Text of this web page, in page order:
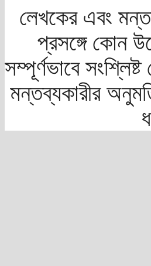
লেখকের এবং
প্রসঙ্গে কোন
সম্পূর্ণভাবে
মন্তব্যকারীর